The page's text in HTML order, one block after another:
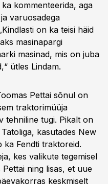
kommenteerida, aga
varuosadega
on ka teisi häid
masinapargi
masinad, mis on juba
ütles Lindam.
Pettai sõnul on
traktorimüüja
tehniline tugi. Pikalt on
kasutades New
ka Fendti traktoreid.
kes valikute tegemisel
ning lisas, et uue
keskmiselt